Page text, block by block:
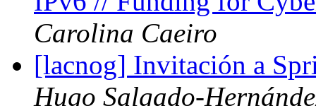
Carolina Caeiro
[lacnog] Invitación a
Hugo Salgado-